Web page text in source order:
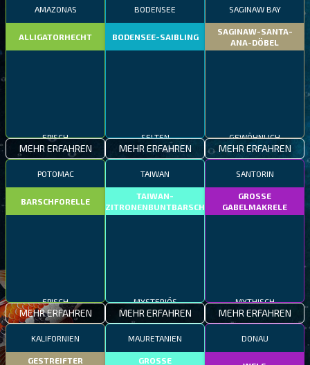
AMAZONAS
ALLIGATORHECHT
MEHR ERFAHREN
BODENSEE
BODENSEE-SAIBLING
MEHR ERFAHREN
SAGINAW BAY
SAGINAW-SANTA-
ANA-DÖBEL
MEHR ERFAHREN
POTOMAC
BARSCHFORELLE
MEHR ERFAHREN
TAIWAN
TAIWAN-
ZITRONENBUNTBARSCH
MEHR ERFAHREN
SANTORIN
GROSSE
GABELMAKRELE
MEHR ERFAHREN
KALIFORNIEN
GESTREIFTER
MAURETANIEN
GROSSE
DONAU